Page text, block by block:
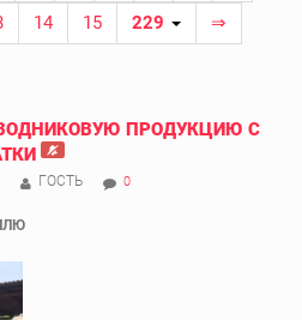
14 15 229
⇒
ПРОДУКЦИЮ С
ГОСТЬ 0